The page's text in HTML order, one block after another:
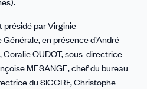
par Virginie
en présence d’André
Coralie OUDOT, sous-directrice
MESANGE, chef du bureau
du SICCRF, Christophe